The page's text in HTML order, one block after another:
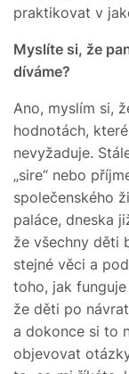
praktikovat v
Myslíte si, že
díváme?
Ano, myslím si,
hodnotách,
nevyžaduje.
„sire“ nebo
společenského
paláce, dneska
že všechny děti
stejné věci a
toho, jak
že děti po
a dokonce si to
objevovat